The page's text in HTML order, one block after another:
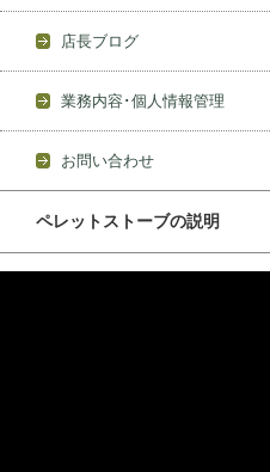
店長ブログ
業務内容･個人情報管理
お問い合わせ
ペレットストーブの説明